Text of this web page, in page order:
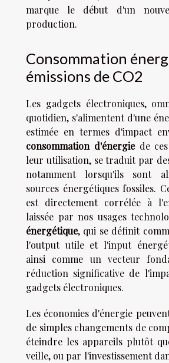
marque le début d'un
production.
Consommation
émissions de CO2
Les gadgets électroniques,
quotidien, s'alimentent d'une
estimée en termes d'impact
consommation d'énergiede
leur utilisation, se traduit par
notamment lorsqu'ils sont
sources énergétiques fossiles.
est directement corrélée à
laissée par nos usages
énergétique, qui se définit
l'output utile et l'input
ainsi comme un vecteur
réduction significative de
gadgets électroniques.
Les économies d'énergie
de simples changements de
éteindre les appareils plutôt
veille, ou par l'investissement